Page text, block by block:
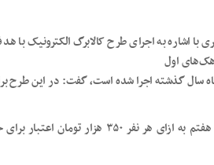
با اشاره به اجرای طرح کالابرگ الکترونیک
اول